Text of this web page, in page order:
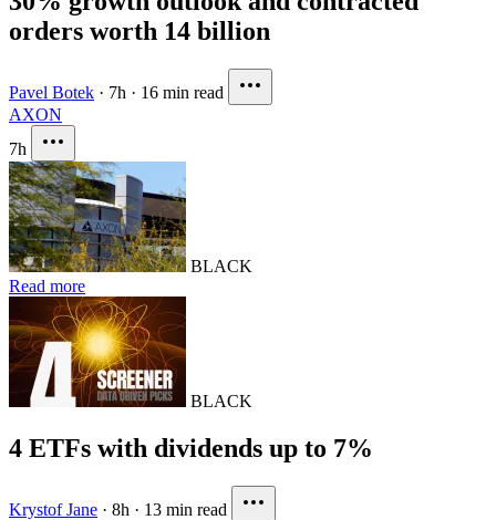
orders worth 14 billion
Pavel Botek · 7h · 16 min read
AXON
7h
BLACK
Read more
BLACK
4 ETFs with dividends up to 7%
Krystof Jane · 8h · 13 min read